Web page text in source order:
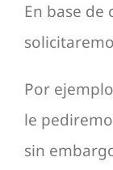
En base de
Por
le
sin